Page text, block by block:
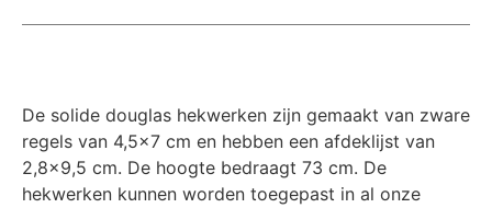
De solide douglas hekwerken zijn gemaakt van zware
regels van 4,5×7 cm en hebben een afdeklijst van
2,8×9,5 cm. De hoogte bedraagt 73 cm. De
hekwerken kunnen worden toegepast in al onze